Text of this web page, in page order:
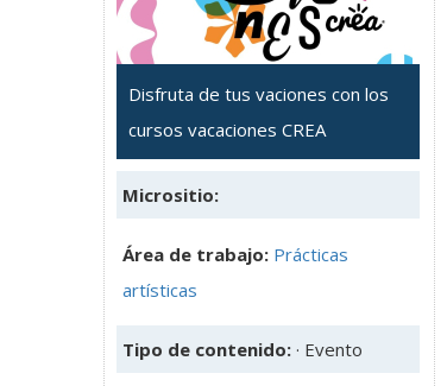
Disfruta de tus vaciones con los
cursos vacaciones CREA
Micrositio:
Área de trabajo: Prácticas
artísticas
Tipo de contenido: · Evento